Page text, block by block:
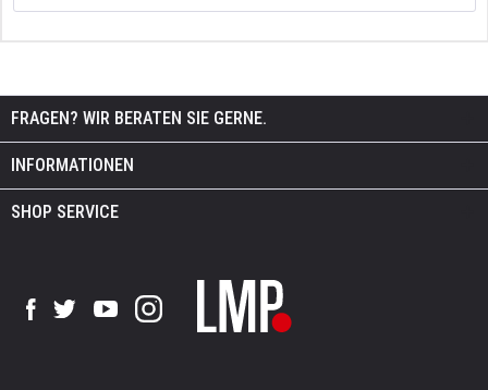
FRAGEN? WIR BERATEN SIE GERNE.
INFORMATIONEN
SHOP SERVICE